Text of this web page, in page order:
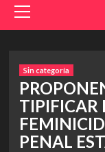
Menu
Sin categoría
TIPIFICAR
PENAL